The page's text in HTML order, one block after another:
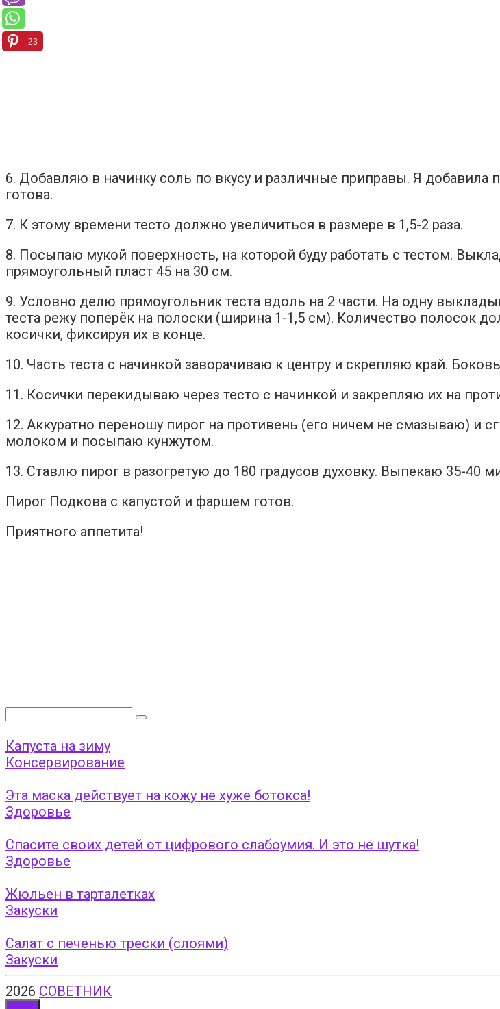
6. Добавляю в начинку соль по вкусу и различные приправы. Я
готова.
7. К этому времени тесто должно увеличиться в размере в 1,5-2 раза.
8. Посыпаю мукой поверхность, на которой буду работать с тестом.
прямоугольный пласт 45 на 30 см.
9. Условно делю прямоугольник теста вдоль на 2 части. На одну
теста режу поперёк на полоски (ширина 1-1,5 см). Количество полосок
косички, фиксируя их в конце.
10. Часть теста с начинкой заворачиваю к центру и скрепляю край.
11. Косички перекидываю через тесто с начинкой и закрепляю их на
12. Аккуратно переношу пирог на противень (его ничем не смазываю) и
молоком и посыпаю кунжутом.
13. Ставлю пирог в разогретую до 180 градусов духовку. Выпекаю 35-40
Пирог Подкова с капустой и фаршем готов.
Приятного аппетита!
Поиск:
Капуста на зиму
Консервирование
Эта маска действует на кожу не хуже ботокса!
Здоровье
Спасите своих детей от цифрового слабоумия. И это не шутка!
Здоровье
Жюльен в тарталетках
Закуски
Салат с печенью трески (слоями)
Закуски
2026 СОВЕТНИК
23